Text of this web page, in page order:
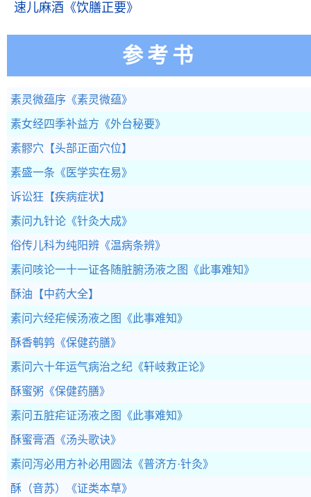
速儿麻酒 《饮膳正要》
参考书
素灵微蕴序 《素灵微蕴》
素女经四季补益方 《外台秘要》
素髎穴 【头部正面穴位】
素盛一条 《医学实在易》
诉讼狂 【疾病症状】
素问九针论 《针灸大成》
俗传儿科为纯阳辨 《温病条辨》
素问咳论一十一证各随脏腑汤液之图 《此事难知》
酥油 【中药大全】
素问六经疟候汤液之图 《此事难知》
酥香鹌鹑 《保健药膳》
素问六十年运气病治之纪 《轩岐救正论》
酥蜜粥 《保健药膳》
素问五脏疟证汤液之图 《此事难知》
酥蜜膏酒 《汤头歌诀》
素问泻必用方补必用圆法 《普济方·针灸》
酥（音苏） 《证类本草》